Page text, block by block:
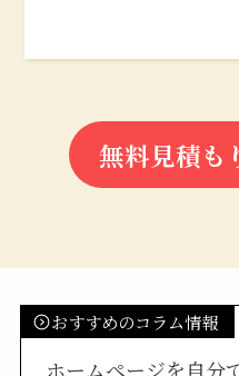
無料見積も
おすすめのコラム情報
ホームページを自分